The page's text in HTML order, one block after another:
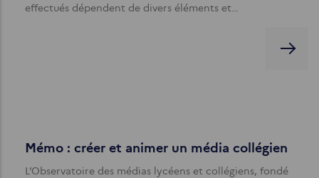
effectués dépendent de divers éléments et…
Mémo : créer et animer un média collégien
L’Observatoire des médias lycéens et collégiens, fondé